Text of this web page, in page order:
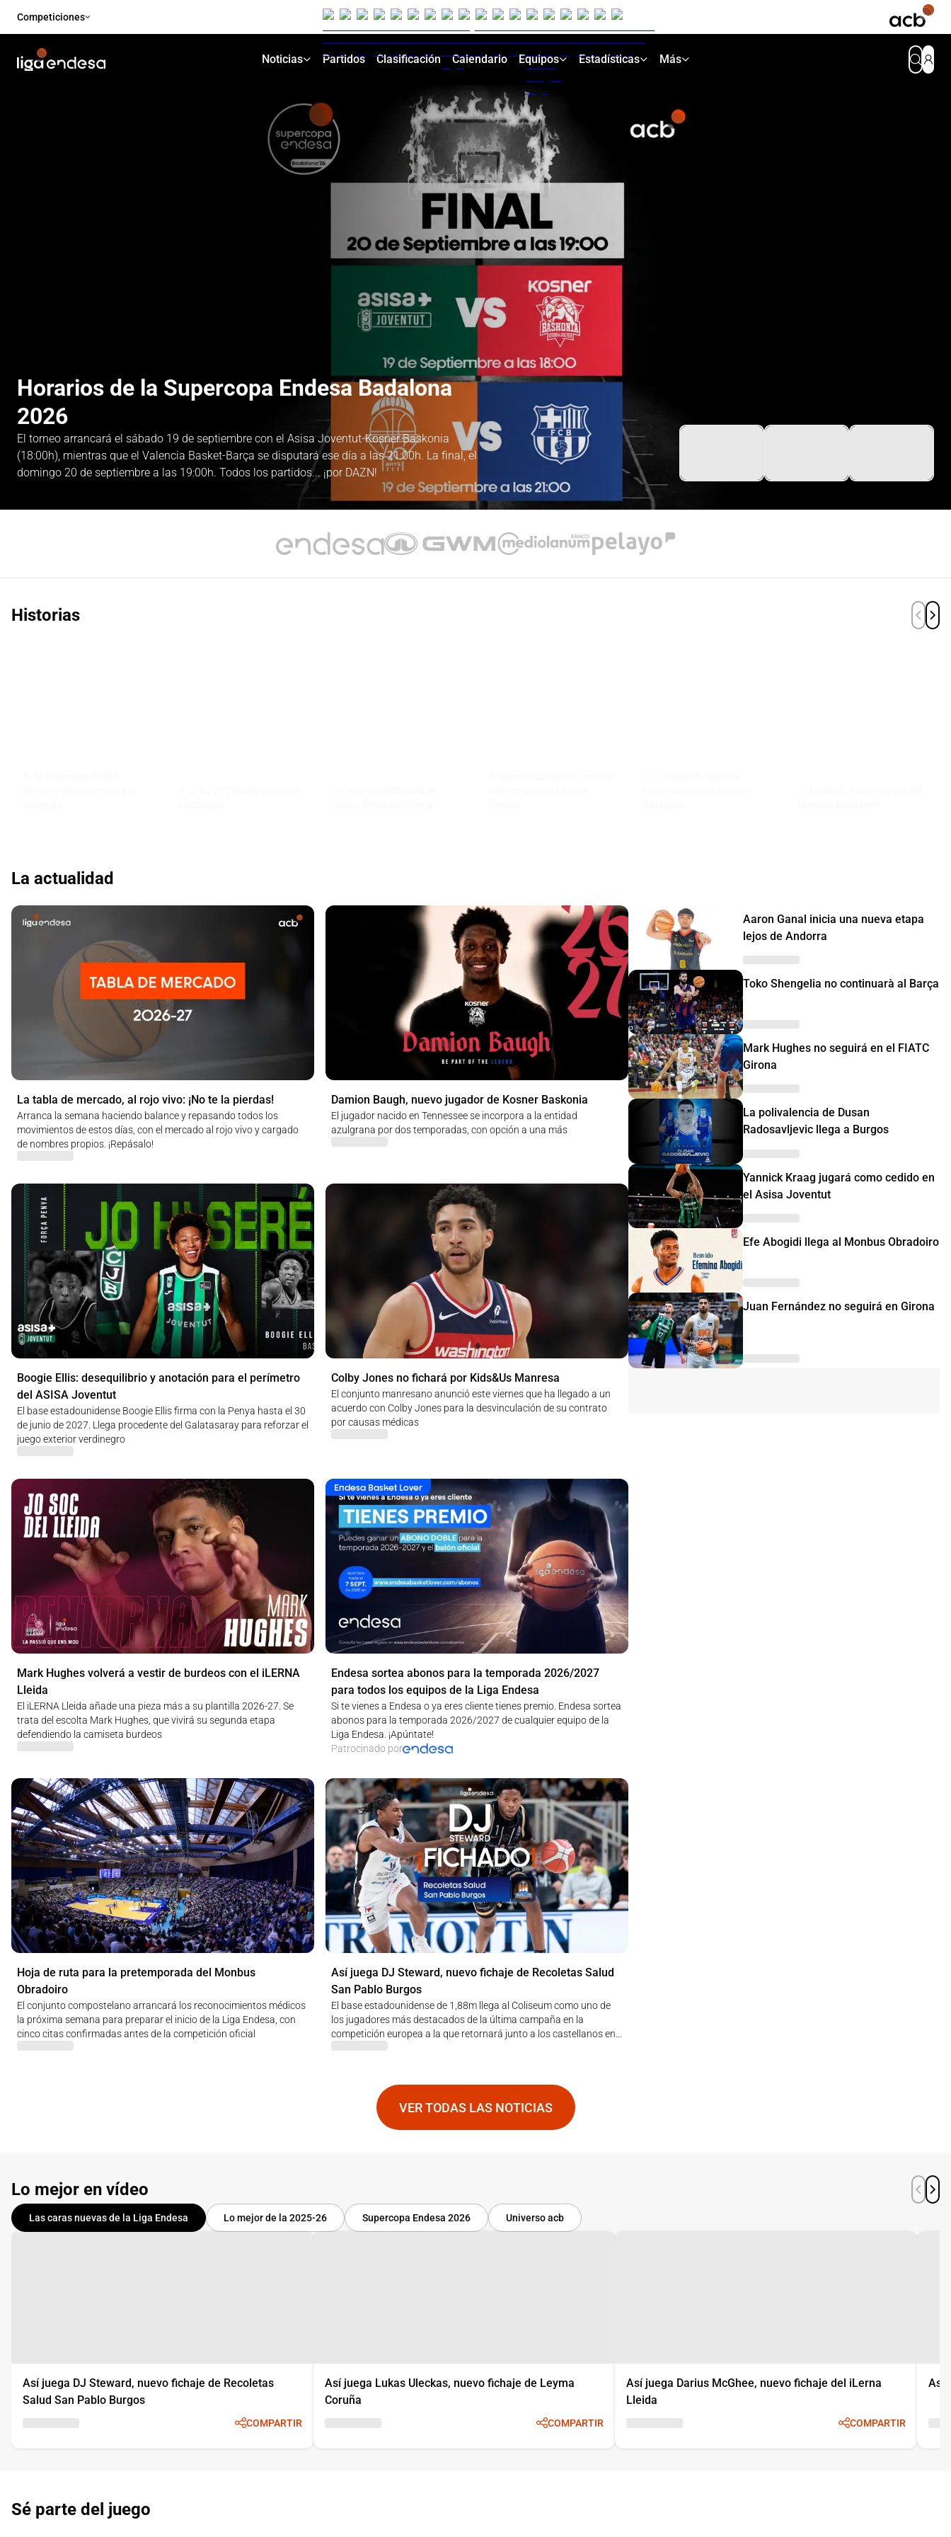
Competiciones
Noticias Partidos Clasificación Calendario Equipos Estadísticas Más
Horarios de la Supercopa Endesa Badalona
2026
El torneo arrancará el sábado 19 de septiembre con el Asisa Joventut-Kosner Baskonia
(18:00h), mientras que el Valencia Basket-Barça se disputará ese día a las 21:00h. La final, el
domingo 20 de septiembre a las 19:00h. Todos los partidos... ¡por DAZN!
Historias
La actualidad
La tabla de mercado, al rojo vivo: ¡No te la pierdas!
Arranca la semana haciendo balance y repasando todos los
movimientos de estos días, con el mercado al rojo vivo y cargado
de nombres propios. ¡Repásalo!
Damion Baugh, nuevo jugador de Kosner Baskonia
El jugador nacido en Tennessee se incorpora a la entidad
azulgrana por dos temporadas, con opción a una más
Boogie Ellis: desequilibrio y anotación para el perímetro
del ASISA Joventut
El base estadounidense Boogie Ellis firma con la Penya hasta el 30
de junio de 2027. Llega procedente del Galatasaray para reforzar el
juego exterior verdinegro
Colby Jones no fichará por Kids&Us Manresa
El conjunto manresano anunció este viernes que ha llegado a un
acuerdo con Colby Jones para la desvinculación de su contrato
por causas médicas
Mark Hughes volverá a vestir de burdeos con el iLERNA
Lleida
El iLERNA Lleida añade una pieza más a su plantilla 2026-27. Se
trata del escolta Mark Hughes, que vivirá su segunda etapa
defendiendo la camiseta burdeos
Endesa Basket Lover
Endesa sortea abonos para la temporada 2026/2027
para todos los equipos de la Liga Endesa
Si te vienes a Endesa o ya eres cliente tienes premio. Endesa sortea
abonos para la temporada 2026/2027 de cualquier equipo de la
Liga Endesa. ¡Apúntate!
Patrocinado por
Hoja de ruta para la pretemporada del Monbus
Obradoiro
El conjunto compostelano arrancará los reconocimientos médicos
la próxima semana para preparar el inicio de la Liga Endesa, con
cinco citas confirmadas antes de la competición oficial
Así juega DJ Steward, nuevo fichaje de Recoletas Salud
San Pablo Burgos
El base estadounidense de 1,88m llega al Coliseum como uno de
los jugadores más destacados de la última campaña en la
competición europea a la que retornará junto a los castellanos en
Aaron Ganal inicia una nueva etapa
lejos de Andorra
Toko Shengelia no continuarà al Barça
Mark Hughes no seguirá en el FIATC
Girona
La polivalencia de Dusan
Radosavljevic llega a Burgos
Yannick Kraag jugará como cedido en
el Asisa Joventut
Efe Abogidi llega al Monbus Obradoiro
Juan Fernández no seguirá en Girona
VER TODAS LAS NOTICIAS
Lo mejor en vídeo
Las caras nuevas de la Liga Endesa Lo mejor de la 2025-26 Supercopa Endesa 2026 Universo acb
Así juega DJ Steward, nuevo fichaje de Recoletas
Salud San Pablo Burgos
COMPARTIR
Así juega Lukas Uleckas, nuevo fichaje de Leyma
Coruña
COMPARTIR
Así juega Darius McGhee, nuevo fichaje del iLerna
Lleida
COMPARTIR
Así
Sé parte del juego